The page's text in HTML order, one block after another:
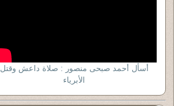
أسأل أحمد صبحى منصور : صلاة داعش وقتل
الأبرياء